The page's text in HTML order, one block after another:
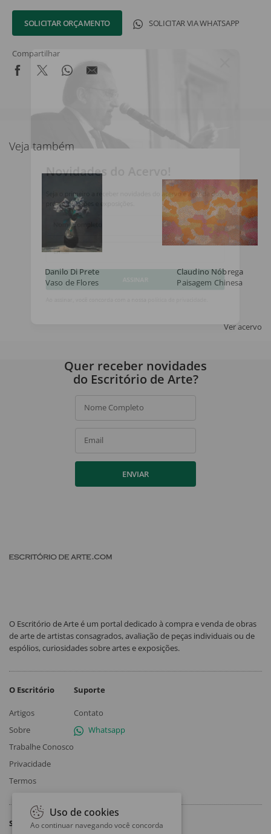
SOLICITAR ORÇAMENTO SOLICITAR VIA WHATSAPP
Compartilhar
Veja também
Danilo Di Prete
Vaso de Flores
Claudino Nóbrega
Paisagem Chinesa
Ver acervo
Seja o primeiro a receber novidades do acervo e agenda dos
próximos leilões e exposições.
Nome Completo
Quer receber novidades
do Escritório de Arte?
Nome Completo
Email
ENVIAR
O Escritório de Arte é um portal dedicado à compra e venda de obras
de arte de artistas consagrados, avaliação de peças individuais ou de
espólios, curiosidades sobre artes e exposições.
O Escritório
Artigos
Sobre
Trabalhe Conosco
Privacidade
Termos
Suporte
Contato
Whatsapp
Siga
Uso de cookies
Ao continuar navegando você concorda